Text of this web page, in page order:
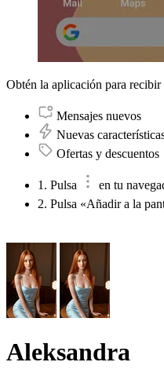
Obtén la aplicación para
Mensajes nuevos
Nuevas
Ofertas y descuentos
1. Pulsa
en tu
2. Pulsa «Añadir a la
Aleksandra